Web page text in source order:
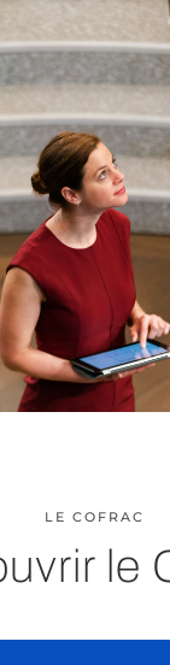
LE COFRAC
le